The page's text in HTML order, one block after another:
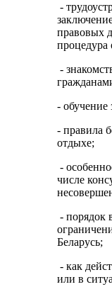
-
правовых
процедура
-
- обучение
- правила
отдыхе;
-
числе
- порядок
Беларусь;
- как
или в